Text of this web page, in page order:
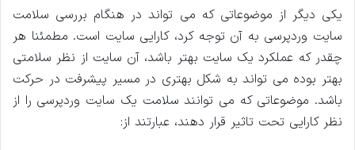
یکی دیگر از موضوعاتی که می تواند در هنگام بررسی سلامت
سایت وردپرسی به آن توجه کرد، کارایی سایت است. مطمئنا هر
چقدر که عملکرد یک سایت بهتر باشد، آن سایت از نظر سلامتی
بهتر بوده می تواند به شکل بهتری در مسیر پیشرفت در حرکت
باشد. موضوعاتی که می توانند سلامت یک سایت وردپرسی را از
نظر کارایی تحت تاثیر قرار دهند، عبارتند از: